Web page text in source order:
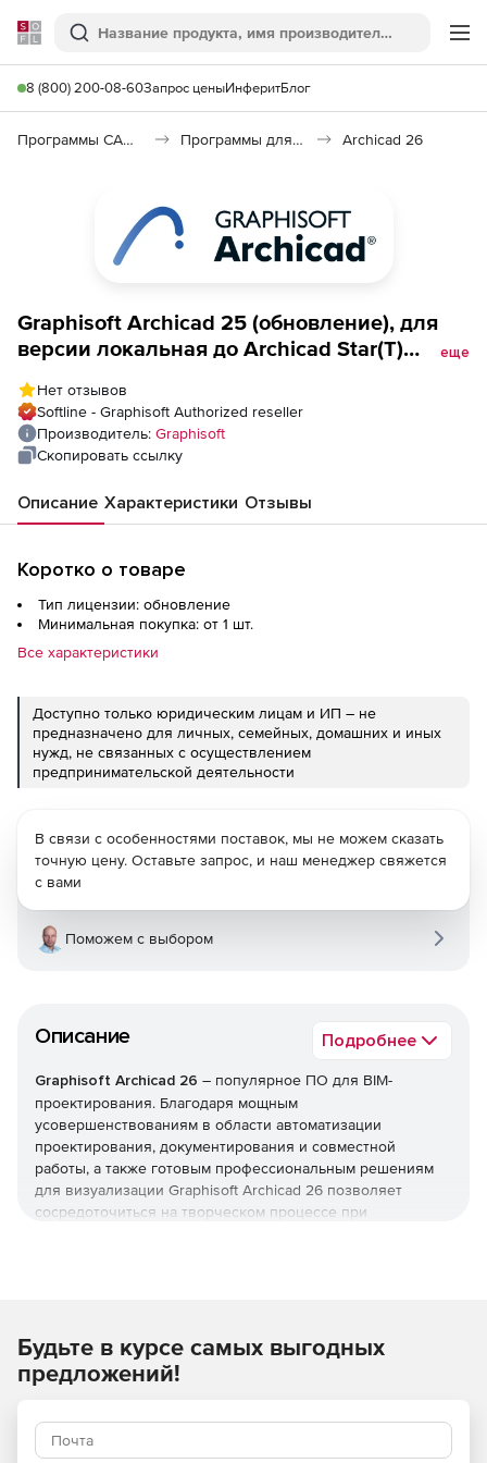
Softline
Поиск
8 (800) 200-08-60Запрос ценыИнферитБлог
Программы САПР и ГИС Программы для архитекторов Archicad 26
Graphisoft Archicad 25 (обновление), для
версии локальная до Archicad Star(T)
еще
Нет отзывов
Softline - Graphisoft Authorized reseller
Производитель: Graphisoft
Скопировать ссылку
Описание Характеристики Отзывы
Коротко о товаре
Тип лицензии: обновление
Минимальная покупка: от 1 шт.
Все характеристики
Доступно только юридическим лицам и ИП – не
предназначено для личных, семейных, домашних и иных
нужд, не связанных с осуществлением
предпринимательской деятельности
Описание Подробнее
Graphisoft Archicad 26 – популярное ПО для BIM-
проектирования. Благодаря мощным
усовершенствованиям в области автоматизации
проектирования, документирования и совместной
работы, а также готовым профессиональным решениям
для визуализации Graphisoft Archicad 26 позволяет
сосредоточиться на творческом процессе при
организации проекта, более быстрая навигация для
поиска определенных элементов, улучшенные
переопределения поверхностей, улучшенное 2D-
Благодаря интеграции DDScad можно полностью
В связи с особенностями поставок, мы не можем сказать
точную цену. Оставьте запрос, и наш менеджер свяжется
с вами
Поможем с выбором
Будьте в курсе самых выгодных
предложений!